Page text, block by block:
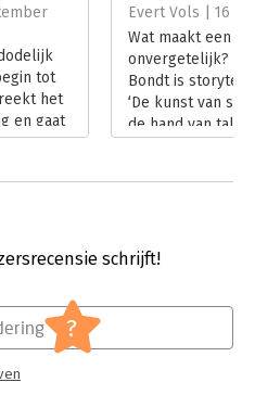
tot
het
en gaat
massa?
Evert Vols | 16
Wat maakt een
onvergetelijk?
Bondt is
‘De kunst van
de hand van
Lees verder
schrijft!
?